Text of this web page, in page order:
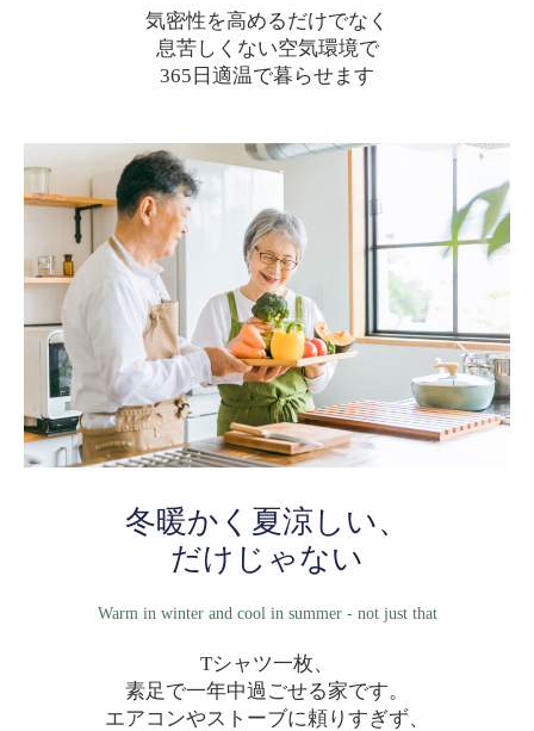
気密性を高めるだけでなく
息苦しくない空気環境で
365日適温で暮らせます
冬暖かく夏涼しい、
だけじゃない
Warm in winter and cool in summer - not just that
Tシャツ一枚、
素足で一年中過ごせる家です。
エアコンやストーブに頼りすぎず、